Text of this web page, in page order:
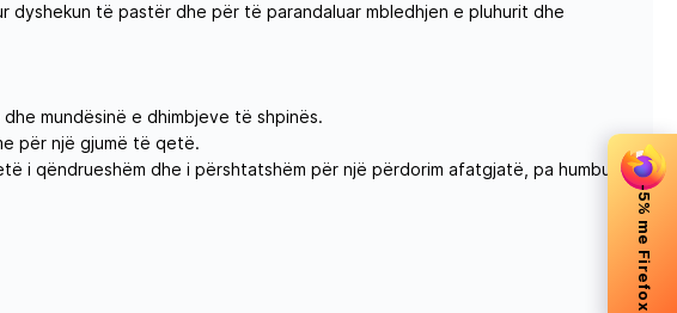
-5% me Firefox
të pastër dhe për të parandaluar mbledhjen e pluhurit dhe
mundësinë e dhimbjeve të shpinës.
për një gjumë të qetë.
i qëndrueshëm dhe i përshtatshëm për një përdorim afatgjatë, pa humbur